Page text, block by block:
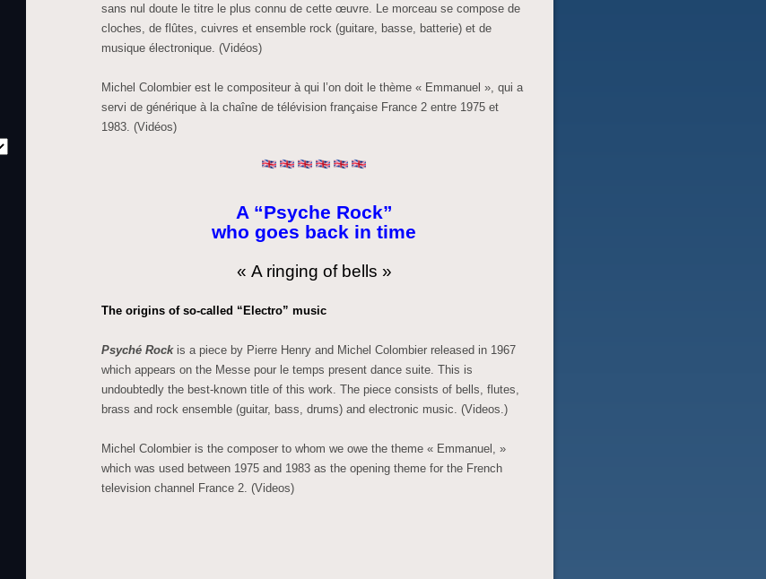
sans nul doute le titre le plus connu de cette œuvre. Le morceau se compose de
cloches, de flûtes, cuivres et ensemble rock (guitare, basse, batterie) et de
musique électronique. (Vidéos)
Michel Colombier est le compositeur à qui l’on doit le thème « Emmanuel », qui a
servi de générique à la chaîne de télévision française France 2 entre 1975 et
1983. (Vidéos)
A “Psyche Rock”
who goes back in time
« A ringing of bells »
The origins of so-called “Electro” music
Psyché Rockis a piece by Pierre Henry and Michel Colombier released in 1967
which appears on the Messe pour le temps present dance suite. This is
undoubtedly the best-known title of this work. The piece consists of bells, flutes,
brass and rock ensemble (guitar, bass, drums) and electronic music. (Videos.)
Michel Colombier is the composer to whom we owe the theme « Emmanuel, »
which was used between 1975 and 1983 as the opening theme for the French
television channel France 2. (Videos)